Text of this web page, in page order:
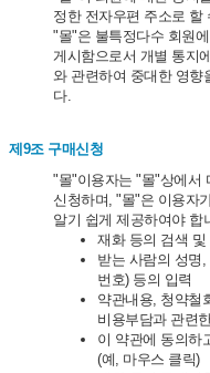
정한 전자우편 주소로 할
"몰"은 불특정다수 회원
게시함으로서 개별 통지
와 관련하여 중대한 영향
다.
제9조 구매신청
"몰"이용자는 "몰"상에서
신청하며, "몰"은 이용자
알기 쉽게 제공하여야 합
재화 등의 검색 및
받는 사람의 성명
번호) 등의 입력
약관내용, 청약철
비용부담과 관련
이 약관에 동의하
(예, 마우스 클릭)